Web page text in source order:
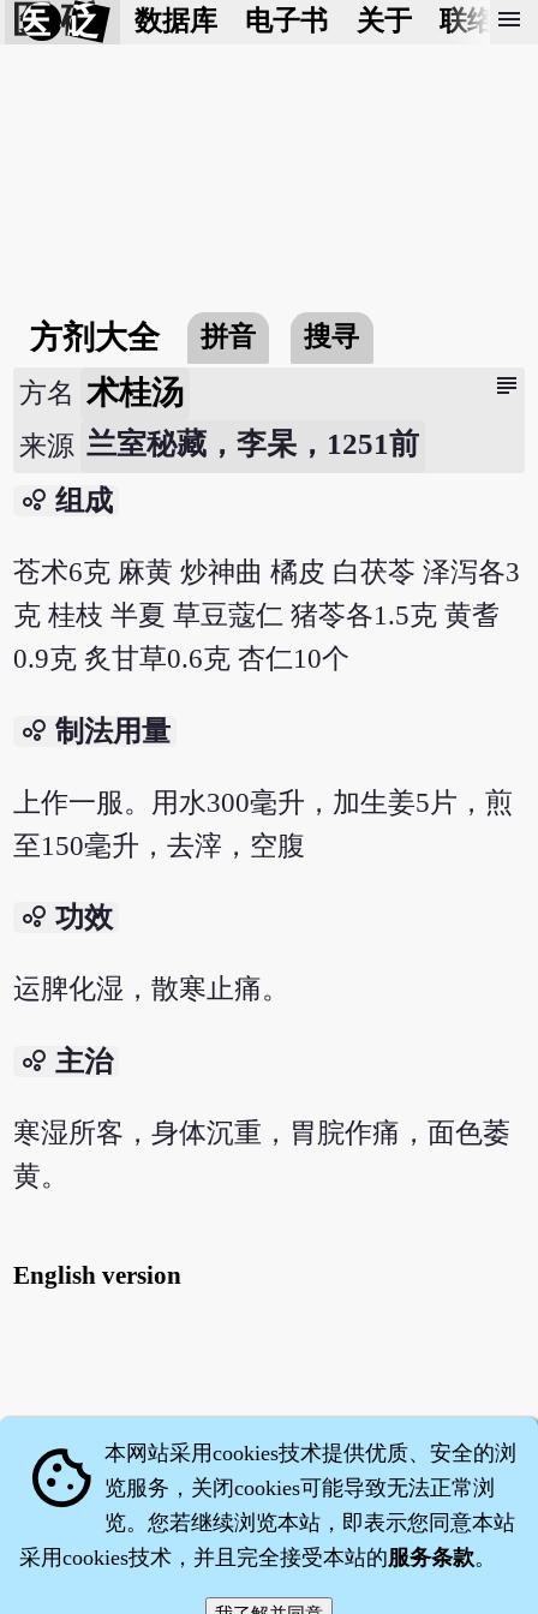
医 砭 数据库 电子书 关于 联络我
menu
方剂大全 拼音 搜寻
subject
方名 术桂汤
来源 兰室秘藏，李杲，1251前
bubble_chart 组成
苍术6克 麻黄 炒神曲 橘皮 白茯苓 泽泻各3
克 桂枝 半夏 草豆蔻仁 猪苓各1.5克 黄耆
0.9克 炙甘草0.6克 杏仁10个
bubble_chart 制法用量
上作一服。用水300毫升，加生姜5片，煎
至150毫升，去滓，空腹
bubble_chart 功效
运脾化湿，散寒止痛。
bubble_chart 主治
寒湿所客，身体沉重，胃脘作痛，面色萎
黄。
English version
cookie 本网站采用cookies技术提供优质、安全的浏
览服务，关闭cookies可能导致无法正常浏
览。您若继续浏览本站，即表示您同意本站
采用cookies技术，并且完全接受本站的服务条款。